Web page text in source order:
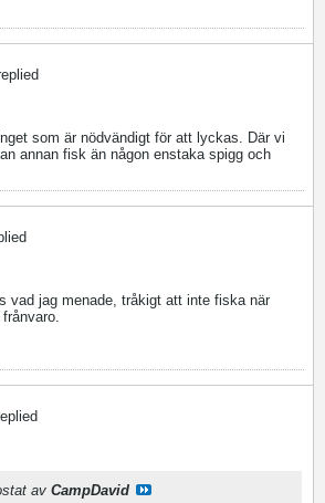
som är nödvändigt för att lyckas. Där vi
annan fisk än någon enstaka spigg och
vad jag menade, tråkigt att inte fiska när
av CampDavid